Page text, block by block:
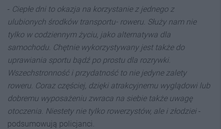
- Ciepłe dni to okazja na korzystanie z jednego z
ulubionych środków transportu- roweru. Służy nam nie
tylko w codziennym życiu, jako alternatywa dla
samochodu. Chętnie wykorzystywany jest także do
uprawiania sportu bądź po prostu dla rozrywki.
Wszechstronność i przydatność to nie jedyne zalety
roweru. Coraz częściej, dzięki atrakcyjnemu wyglądowi lub
dobremu wyposażeniu zwraca na siebie także uwagę
otoczenia. Niestety nie tylko rowerzystów, ale i złodziei-
podsumowują policjanci.